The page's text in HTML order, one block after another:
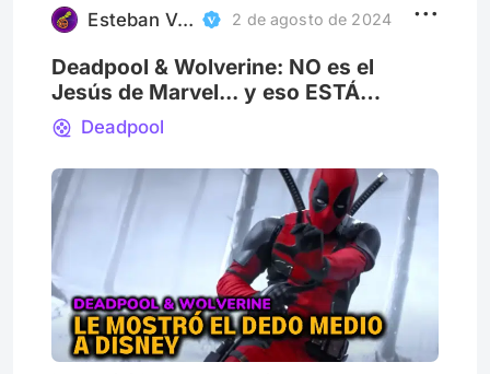
premisa: qué pasaría si
Esteban Valladares Arce 2 de agosto de 2024
Deadpool & Wolverine: NO es el
Jesús de Marvel... y eso ESTÁ
GENIAL
Deadpool